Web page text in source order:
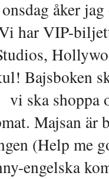
åker
har VIP-
Bajsboken
vi ska
Majsan
(Help me
engelska